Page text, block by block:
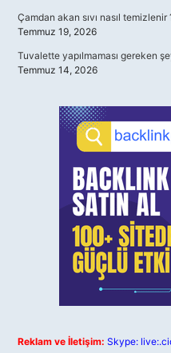
Çamdan akan sıvı nasıl temizlenir
Temmuz 19, 2026
Tuvalette yapılmaması gereken
Temmuz 14, 2026
Reklam ve İletişim: Skype: